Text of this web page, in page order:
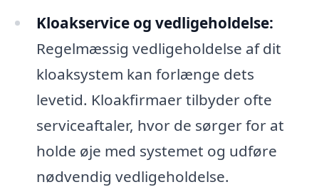
Kloakservice og vedligeholdelse:
Regelmæssig vedligeholdelse af dit
kloaksystem kan forlænge dets
levetid. Kloakfirmaer tilbyder ofte
serviceaftaler, hvor de sørger for at
holde øje med systemet og udføre
nødvendig vedligeholdelse.